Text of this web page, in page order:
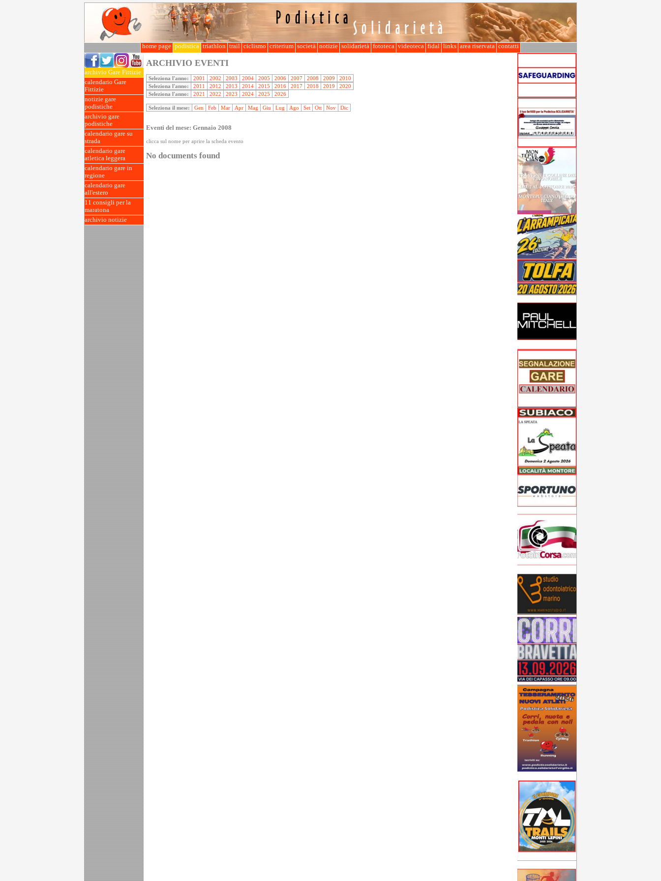
home page podistica triathlon trail ciclismo criterium società notizie solidarietà fototeca videoteca fidal links area riservata contatti
archivio Gare Fittizie
calendario Gare
Fittizie
notizie gare
podistiche
archivio gare
podistiche
calendario gare su
strada
calendario gare
atletica leggera
calendario gare in
regione
calendario gare
all'estero
11 consigli per la
maratona
archivio notizie
ARCHIVIO EVENTI
Seleziona l'anno: 2001 2002 2003 2004 2005 2006 2007 2008 2009
2010
Seleziona l'anno:
2011 2012 2013 2014 2015 2016 2017 2018 2019
2020
Seleziona l'anno:
2021 2022 2023 2024 2025 2026
Seleziona il mese: Gen Feb Mar Apr Mag Giu Lug Ago Set Ott Nov Dic
Eventi del mese: Gennaio 2008
clicca sul nome per aprire la scheda evento
No documents found